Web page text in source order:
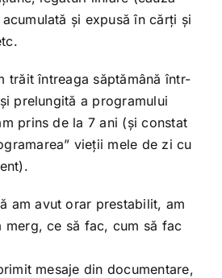
fructele
și expusă în cărți și
trăit întreaga săptămână într-
prelungită a programului
prins de la 7 ani (și constat
vieții mele de zi cu
am avut orar prestabilit, am
merg, ce să fac, cum să fac
mesaje din documentare,